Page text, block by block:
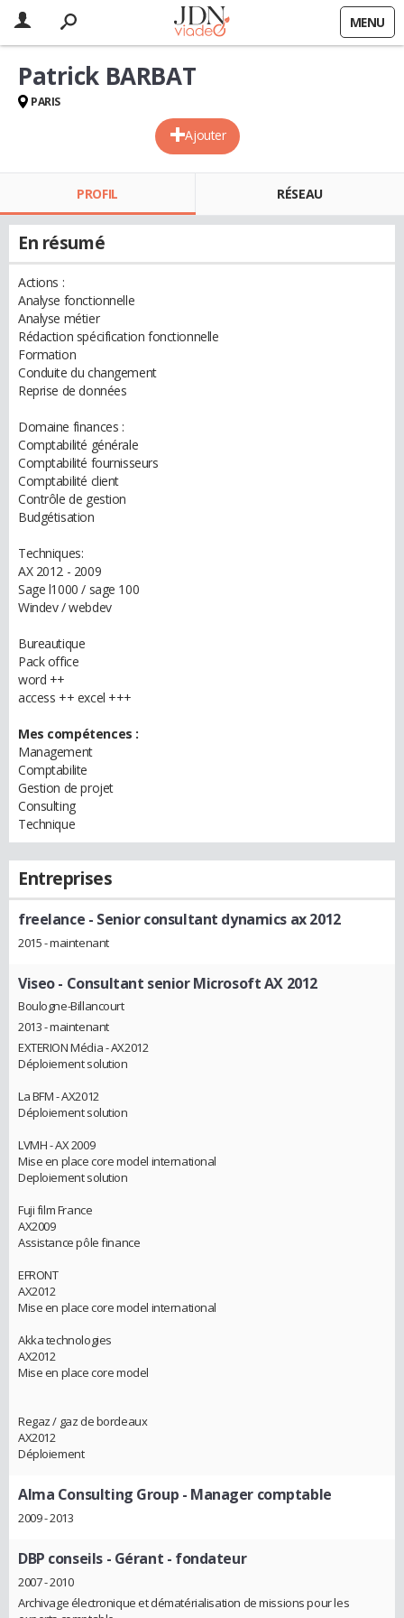
MENU
Ajouter
Patrick BARBAT
PARIS
PROFIL RÉSEAU
En résumé
Actions :
Analyse fonctionnelle
Analyse métier
Rédaction spécification fonctionnelle
Formation
Conduite du changement
Reprise de données
Domaine finances :
Comptabilité générale
Comptabilité fournisseurs
Comptabilité client
Contrôle de gestion
Budgétisation
Techniques:
AX 2012 - 2009
Sage l1000 / sage 100
Windev / webdev
Bureautique
Pack office
word ++
access ++ excel +++
Mes compétences :
Management
Comptabilite
Gestion de projet
Consulting
Technique
Entreprises
freelance - Senior consultant dynamics ax 2012
2015 - maintenant
Viseo- Consultant senior Microsoft AX 2012
Boulogne-Billancourt
2013 - maintenant
EXTERION Média - AX2012
Déploiement solution
La BFM - AX2012
Déploiement solution
LVMH - AX 2009
Mise en place core model international
Deploiement solution
Fuji film France
AX2009
Assistance pôle finance
EFRONT
AX2012
Mise en place core model international
Akka technologies
AX2012
Mise en place core model
Regaz / gaz de bordeaux
AX2012
Déploiement
Alma Consulting Group - Manager comptable
2009 - 2013
DBP conseils- Gérant - fondateur
2007 - 2010
Archivage électronique et dématérialisation de missions pour les